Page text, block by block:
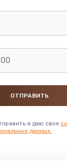
я даю свое
данных.